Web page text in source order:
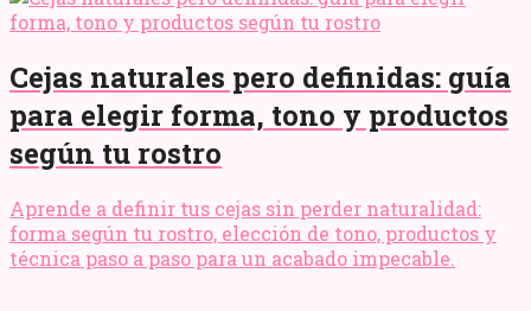
Cejas naturales pero definidas: guía
para elegir forma, tono y productos
según tu rostro
Aprende a definir tus cejas sin perder naturalidad:
forma según tu rostro, elección de tono, productos y
técnica paso a paso para un acabado impecable.